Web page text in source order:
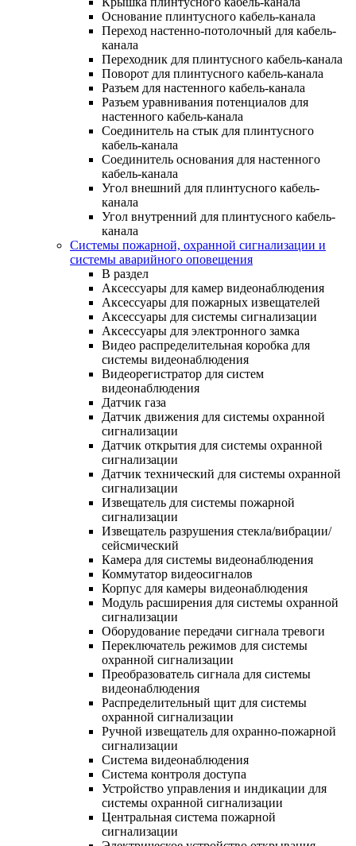
Основание плинтусного кабель-канала
Переход настенно-потолочный для кабель-
канала
Переходник для плинтусного кабель-канала
Поворот для плинтусного кабель-канала
Разъем для настенного кабель-канала
Разъем уравнивания потенциалов для
настенного кабель-канала
Соединитель на стык для плинтусного
кабель-канала
Соединитель основания для настенного
кабель-канала
Угол внешний для плинтусного кабель-
канала
Угол внутренний для плинтусного кабель-
канала
Системы пожарной, охранной сигнализации и
системы аварийного оповещения
В раздел
Аксессуары для камер видеонаблюдения
Аксессуары для пожарных извещателей
Аксессуары для системы сигнализации
Аксессуары для электронного замка
Видео распределительная коробка для
системы видеонаблюдения
Видеорегистратор для систем
видеонаблюдения
Датчик газа
Датчик движения для системы охранной
сигнализации
Датчик открытия для системы охранной
сигнализации
Датчик технический для системы охранной
сигнализации
Извещатель для системы пожарной
сигнализации
Извещатель разрушения стекла/вибрации/
сейсмический
Камера для системы видеонаблюдения
Коммутатор видеосигналов
Корпус для камеры видеонаблюдения
Модуль расширения для системы охранной
сигнализации
Оборудование передачи сигнала тревоги
Переключатель режимов для системы
охранной сигнализации
Преобразователь сигнала для системы
видеонаблюдения
Распределительный щит для системы
охранной сигнализации
Ручной извещатель для охранно-пожарной
сигнализации
Система видеонаблюдения
Система контроля доступа
Устройство управления и индикации для
системы охранной сигнализации
Центральная система пожарной
сигнализации